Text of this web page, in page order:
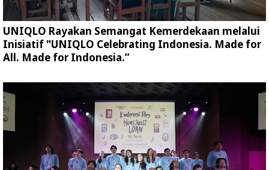
UNIQLO Rayakan Semangat Kemerdekaan melalui
Inisiatif "UNIQLO Celebrating Indonesia. Made for
All. Made for Indonesia.”